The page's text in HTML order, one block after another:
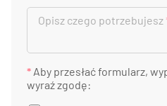
Opisz czego potrzebujesz
* Aby przesłać formularz,
wyraź zgodę: